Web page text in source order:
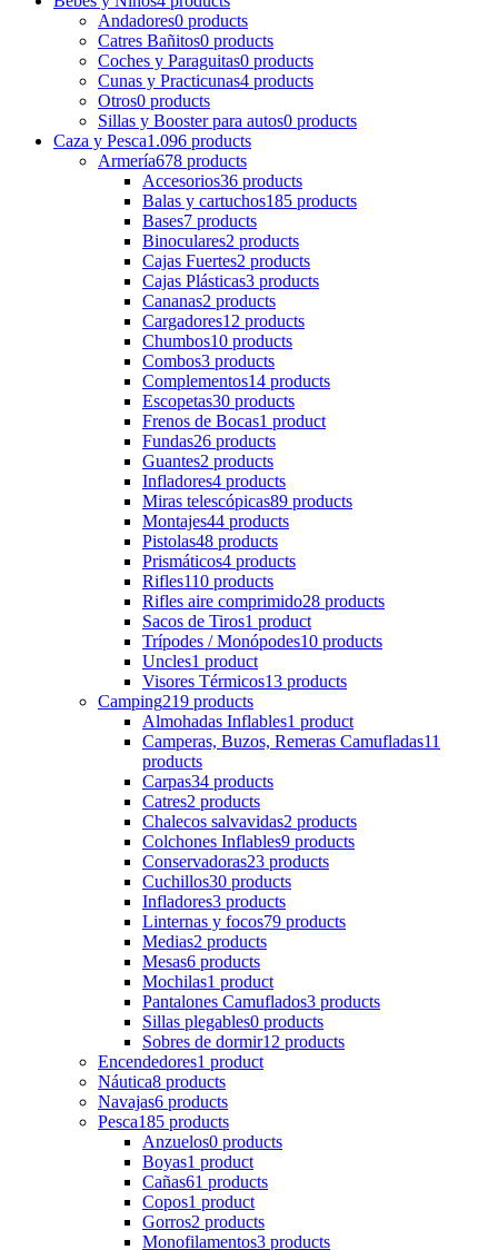
Andadores0 products
Catres Bañitos0 products
Coches y Paraguitas0 products
Cunas y Practicunas4 products
Otros0 products
Sillas y Booster para autos0 products
Caza y Pesca1.096 products
Armería678 products
Accesorios36 products
Balas y cartuchos185 products
Bases7 products
Binoculares2 products
Cajas Fuertes2 products
Cajas Plásticas3 products
Cananas2 products
Cargadores12 products
Chumbos10 products
Combos3 products
Complementos14 products
Escopetas30 products
Frenos de Bocas1 product
Fundas26 products
Guantes2 products
Infladores4 products
Miras telescópicas89 products
Montajes44 products
Pistolas48 products
Prismáticos4 products
Rifles110 products
Rifles aire comprimido28 products
Sacos de Tiros1 product
Trípodes / Monópodes10 products
Uncles1 product
Visores Térmicos13 products
Camping219 products
Almohadas Inflables1 product
Camperas, Buzos, Remeras Camufladas11
products
Carpas34 products
Catres2 products
Chalecos salvavidas2 products
Colchones Inflables9 products
Conservadoras23 products
Cuchillos30 products
Infladores3 products
Linternas y focos79 products
Medias2 products
Mesas6 products
Mochilas1 product
Pantalones Camuflados3 products
Sillas plegables0 products
Sobres de dormir12 products
Encendedores1 product
Náutica8 products
Navajas6 products
Pesca185 products
Anzuelos0 products
Boyas1 product
Cañas61 products
Copos1 product
Gorros2 products
Monofilamentos3 products